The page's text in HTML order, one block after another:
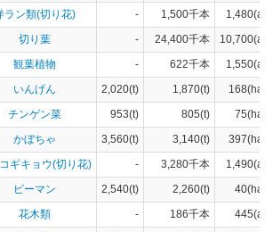
ラン類(切り花) - 1,500千本
1,480(a)
切り葉 - 24,400千本
10,700(a)
観葉植物 - 622千本
1,550(a)
いんげん 2,020(t) 1,870(t)
168(ha)
チンゲン菜 953(t) 805(t)
75(ha)
かぼちゃ 3,560(t) 3,140(t)
397(ha)
ギキョウ(切り花) - 3,280千本
1,490(a)
ピーマン 2,540(t) 2,260(t)
40(ha)
花木類 - 186千本
445(a)